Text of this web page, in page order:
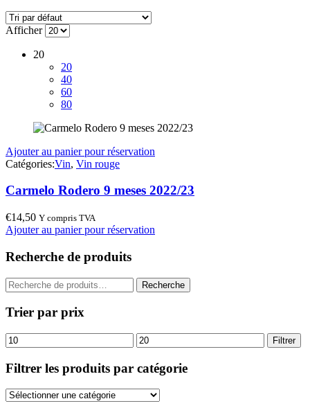
Afficher
20
20
40
60
80
Ajouter au panier pour réservation
Catégories:Vin, Vin rouge
Carmelo Rodero 9 meses 2022/23
€14,50 Y compris TVA
Ajouter au panier pour réservation
Recherche de produits
Recherche
pour :
Recherche
Trier par prix
Prix
min
Prix
max
Filtrer
Filtrer les produits par catégorie